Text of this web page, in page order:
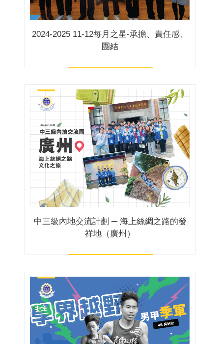
2024-2025 11-12每月之星-承擔、責任感、
團結
中三級內地交流計劃 ─ 海上絲綢之路的發
祥地（廣州）